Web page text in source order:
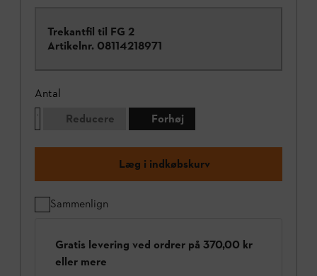
Trekantfil til FG 2
Artikelnr. 08114218971
Antal
Reducere
Forhøj
Læg i indkøbskurv
Sammenlign
Gratis levering ved ordrer på 370,00 kr
eller mere